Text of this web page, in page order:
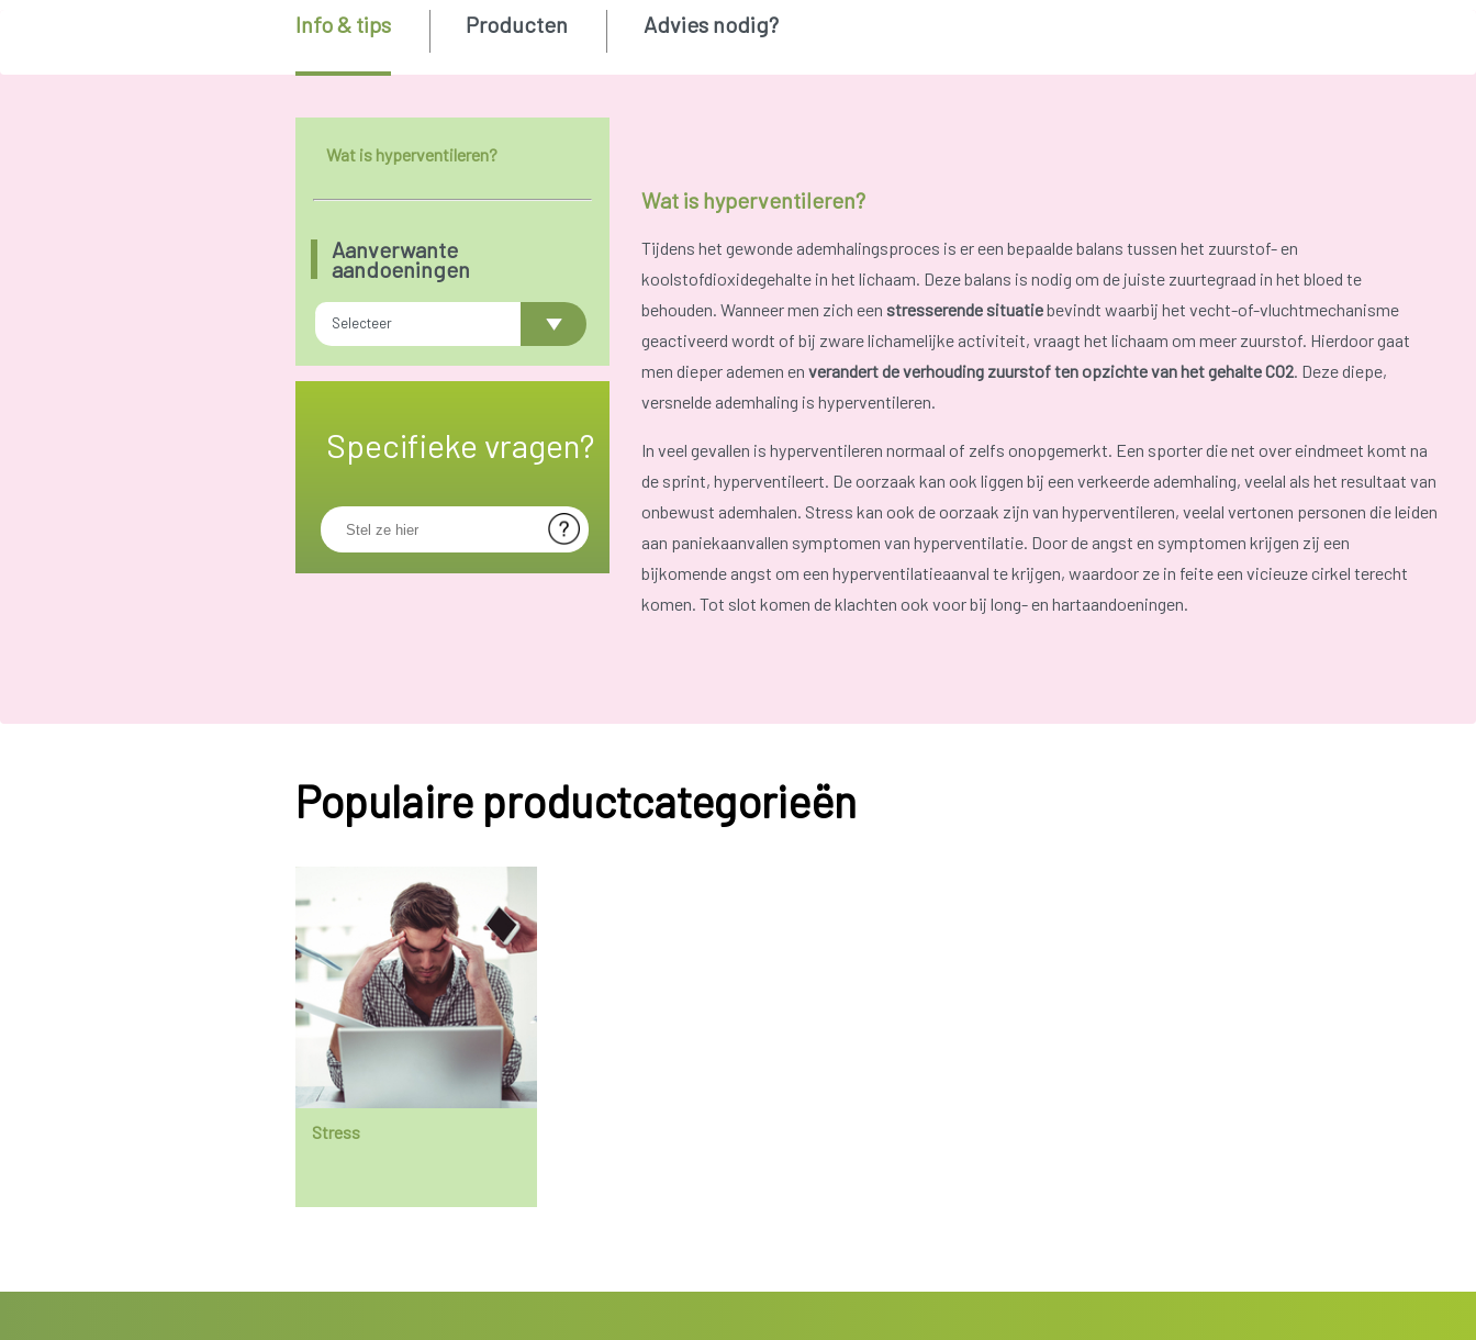
Wat is hyperventileren?
Aanverwante
aandoeningen
Selecteer
Specifieke vragen?
Info & tips Producten Advies nodig?
Wat is hyperventileren?
Tijdens het gewonde ademhalingsproces is er een bepaalde balans tussen het zuurstof- en
koolstofdioxidegehalte in het lichaam. Deze balans is nodig om de juiste zuurtegraad in het bloed te
behouden. Wanneer men zich een stresserende situatiebevindt waarbij het vecht-of-vluchtmechanisme
geactiveerd wordt of bij zware lichamelijke activiteit, vraagt het lichaam om meer zuurstof. Hierdoor gaat
men dieper ademen en verandert de verhouding zuurstof ten opzichte van het gehalte CO2. Deze diepe,
versnelde ademhaling is hyperventileren.
In veel gevallen is hyperventileren normaal of zelfs onopgemerkt. Een sporter die net over eindmeet komt na
de sprint, hyperventileert. De oorzaak kan ook liggen bij een verkeerde ademhaling, veelal als het resultaat van
onbewust ademhalen. Stress kan ook de oorzaak zijn van hyperventileren, veelal vertonen personen die leiden
aan paniekaanvallen symptomen van hyperventilatie. Door de angst en symptomen krijgen zij een
bijkomende angst om een hyperventilatieaanval te krijgen, waardoor ze in feite een vicieuze cirkel terecht
komen. Tot slot komen de klachten ook voor bij long- en hartaandoeningen.
Populaire productcategorieën
Stress